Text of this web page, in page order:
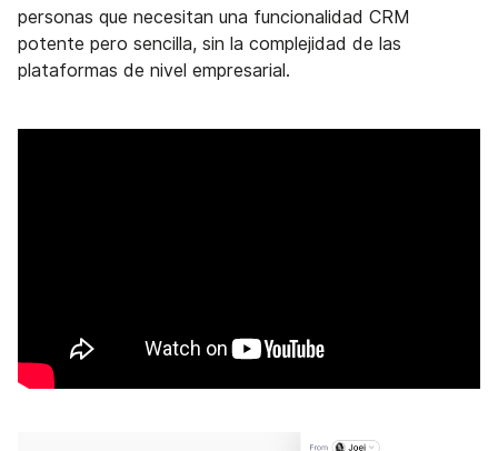
personas que necesitan una funcionalidad CRM
potente pero sencilla, sin la complejidad de las
plataformas de nivel empresarial.